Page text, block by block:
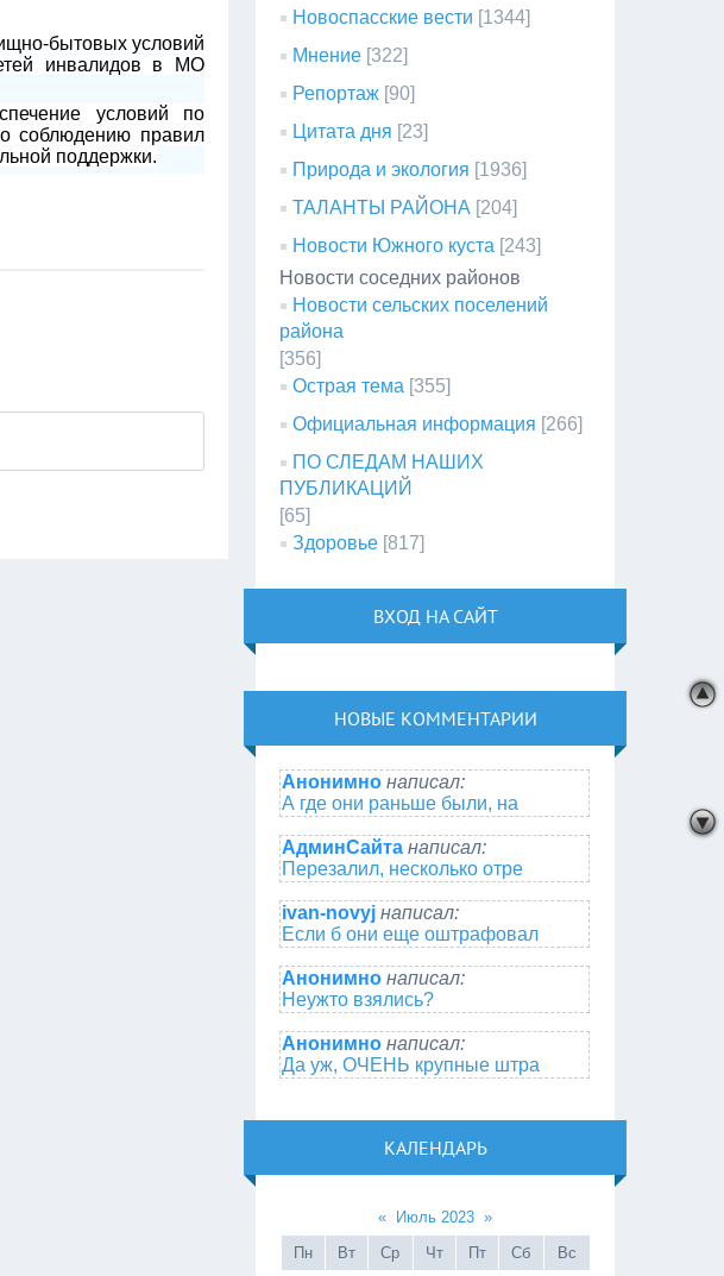
бытовых условий
инвалидов в МО
условий по
соблюдению правил
поддержки.
Новоспасские вести [1344]
Мнение [322]
Репортаж [90]
Цитата дня [23]
Природа и экология [1936]
ТАЛАНТЫ РАЙОНА [204]
Новости Южного куста [243]
Новости соседних районов
Новости сельских поселений
района
[356]
Острая тема [355]
Официальная информация [266]
ПО СЛЕДАМ НАШИХ
ПУБЛИКАЦИЙ
[65]
Здоровье [817]
ВХОД НА САЙТ
НОВЫЕ КОММЕНТАРИИ
Анонимно написал:
А где они раньше были, на
АдминСайта написал:
Перезалил, несколько отре
ivan-novyj написал:
Если б они еще оштрафовал
Анонимно написал:
Неужто взялись?
Анонимно написал:
Да уж, ОЧЕНЬ крупные штра
КАЛЕНДАРЬ
« Июль 2023 »
Пн
Вт Ср Чт Пт Сб Вс